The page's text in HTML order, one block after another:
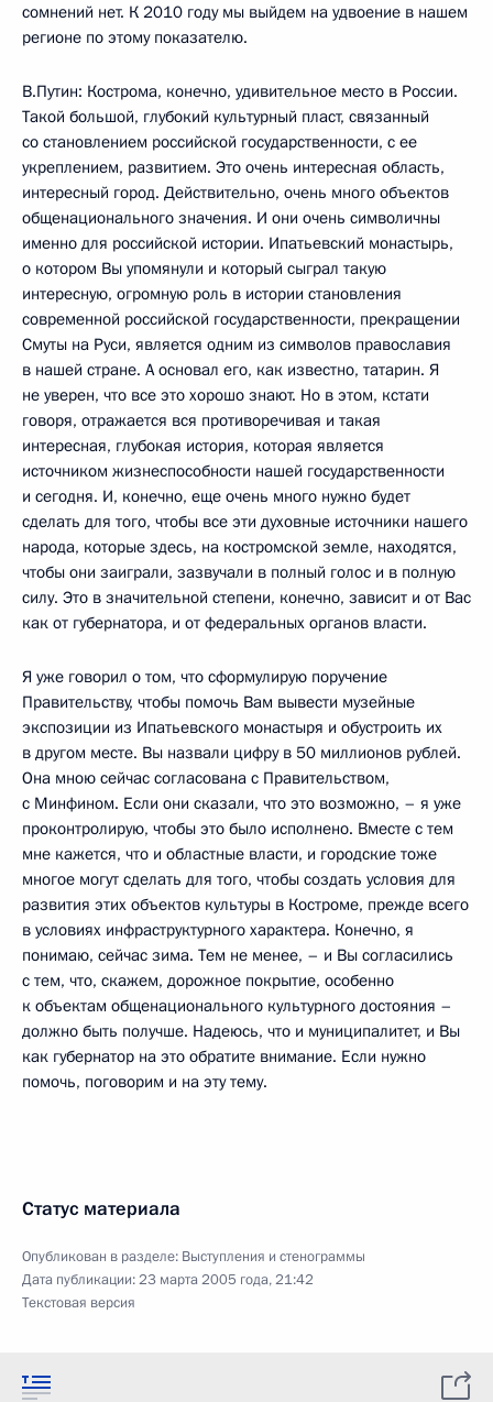
сомнений нет. К 2010 году мы выйдем на удвоение в нашем
регионе по этому показателю.
В.Путин: Кострома, конечно, удивительное место в России.
Такой большой, глубокий культурный пласт, связанный
со становлением российской государственности, с ее
укреплением, развитием. Это очень интересная область,
интересный город. Действительно, очень много объектов
общенационального значения. И они очень символичны
именно для российской истории. Ипатьевский монастырь,
о котором Вы упомянули и который сыграл такую
интересную, огромную роль в истории становления
современной российской государственности, прекращении
Смуты на Руси, является одним из символов православия
в нашей стране. А основал его, как известно, татарин. Я
не уверен, что все это хорошо знают. Но в этом, кстати
говоря, отражается вся противоречивая и такая
интересная, глубокая история, которая является
источником жизнеспособности нашей государственности
и сегодня. И, конечно, еще очень много нужно будет
сделать для того, чтобы все эти духовные источники нашего
народа, которые здесь, на костромской земле, находятся,
чтобы они заиграли, зазвучали в полный голос и в полную
силу. Это в значительной степени, конечно, зависит и от Вас
как от губернатора, и от федеральных органов власти.
Я уже говорил о том, что сформулирую поручение
Правительству, чтобы помочь Вам вывести музейные
экспозиции из Ипатьевского монастыря и обустроить их
в другом месте. Вы назвали цифру в 50 миллионов рублей.
Она мною сейчас согласована с Правительством,
с Минфином. Если они сказали, что это возможно, – я уже
проконтролирую, чтобы это было исполнено. Вместе с тем
мне кажется, что и областные власти, и городские тоже
многое могут сделать для того, чтобы создать условия для
развития этих объектов культуры в Костроме, прежде всего
в условиях инфраструктурного характера. Конечно, я
понимаю, сейчас зима. Тем не менее, – и Вы согласились
с тем, что, скажем, дорожное покрытие, особенно
к объектам общенационального культурного достояния –
должно быть получше. Надеюсь, что и муниципалитет, и Вы
как губернатор на это обратите внимание. Если нужно
помочь, поговорим и на эту тему.
Статус материала
Опубликован в разделе: Выступления и стенограммы
Дата публикации:23 марта 2005 года, 21:42
Текстовая версия